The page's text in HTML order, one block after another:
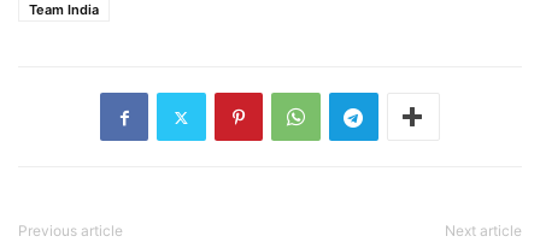
Team India
Previous article Next article